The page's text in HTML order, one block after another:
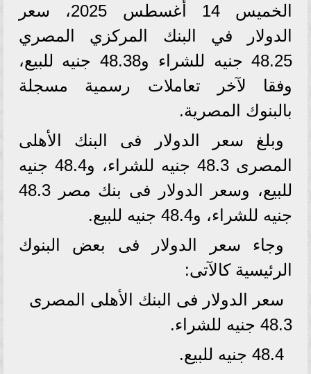
الخميس 14 أغسطس 2025، سعر
الدولار في البنك المركزي المصري
48.25 جنيه للشراء و48.38 جنيه للبيع،
وفقا لآخر تعاملات رسمية مسجلة
بالبنوك المصرية.
وبلغ سعر الدولار فى البنك الأهلى
المصرى 48.3 جنيه للشراء، و48.4 جنيه
للبيع، وسعر الدولار فى بنك مصر 48.3
جنيه للشراء، و48.4 جنيه للبيع.
وجاء سعر الدولار فى بعض البنوك
الرئيسية كالآتى:
سعر الدولار فى البنك الأهلى المصرى
48.3 جنيه للشراء.
48.4 جنيه للبيع.